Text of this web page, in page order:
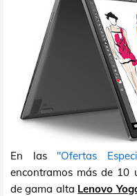
En las "Ofertas
encontramos más de 10
de gama alta Lenovo